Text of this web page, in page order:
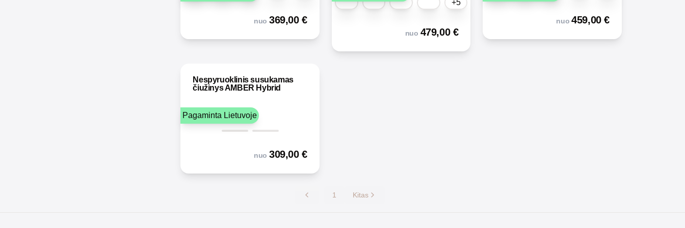
nuo 369,00€
+5
nuo 479,00€
nuo 459,00€
Nespyruoklinis susukamas
čiužinys AMBER Hybrid
Pagaminta Lietuvoje
nuo 309,00€
1 Kitas